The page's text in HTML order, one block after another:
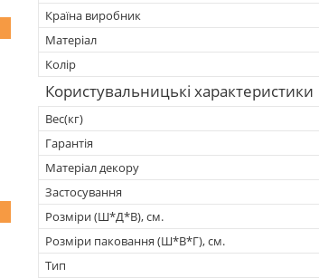
Країна виробник
Матеріал
Колір
Користувальницькі характеристики
Вес(кг)
Гарантія
Матеріал декору
Застосування
Розміри (Ш*Д*В), см.
Розміри паковання (Ш*В*Г), см.
Тип